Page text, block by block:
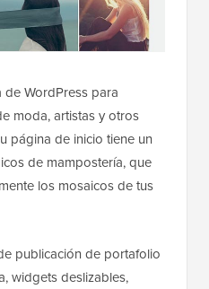
WordPress para
moda, artistas y otros
página de inicio tiene un
de mampostería, que
los mosaicos de tus
publicación de portafolio
widgets deslizables,